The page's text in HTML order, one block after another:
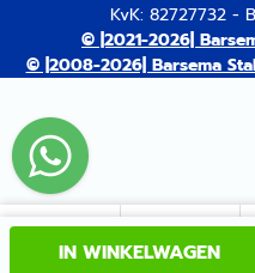
IN WINKELWAGEN
KvK: 82727732 -
© |2021-2026|
© |2008-2026| Barsema
Mailen Bellen